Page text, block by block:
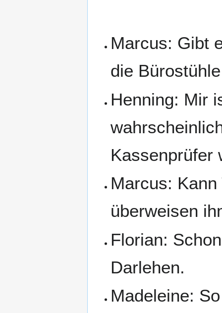
Marcus: Gibt
die
Henning: Mir
Kassenprüfer
Marcus:
überweisen
Florian:
Darlehen.
Madeleine: